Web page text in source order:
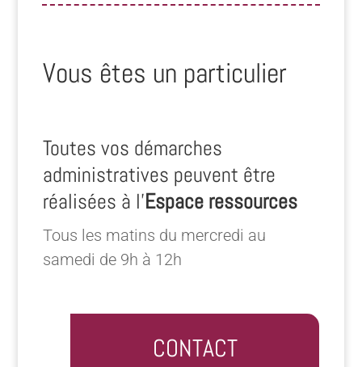
Vous êtes un particulier
Toutes vos démarches
administratives peuvent être
réalisées à l’Espace ressources
Tous les matins du mercredi au
samedi de 9h à 12h
CONTACT